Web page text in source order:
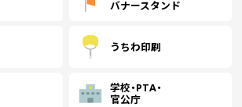
バナースタンド
うちわ印刷
学校・PTA・
官公庁